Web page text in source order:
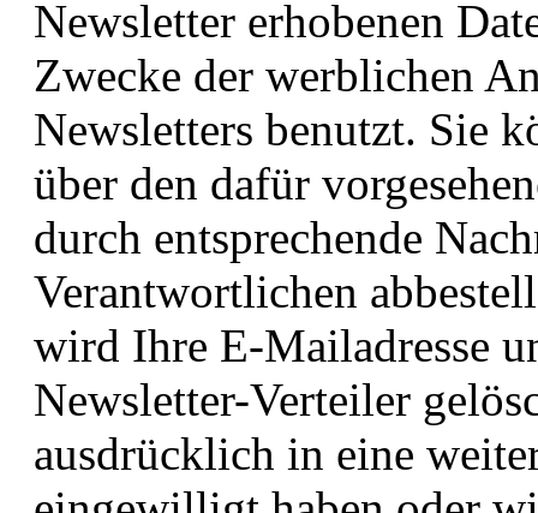
Newsletter erhobenen
Zwecke der werblichen
Newsletters benutzt. Sie
über den dafür
durch entsprechende
Verantwortlichen
wird Ihre E-Mailadresse
Newsletter-Verteiler
ausdrücklich in eine